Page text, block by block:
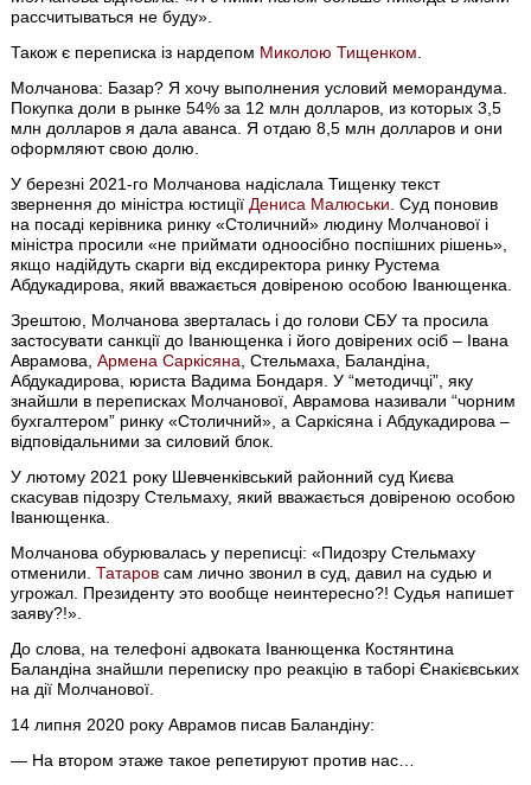
рассчитываться не буду».
Також є переписка із нардепом Миколою Тищенком.
Молчанова: Базар? Я хочу выполнения условий меморандума.
Покупка доли в рынке 54% за 12 млн долларов, из которых 3,5
млн долларов я дала аванса. Я отдаю 8,5 млн долларов и они
оформляют свою долю.
У березні 2021-го Молчанова надіслала Тищенку текст
звернення до міністра юстиціїДениса Малюськи. Суд поновив
на посаді керівника ринку «Столичний» людину Молчанової і
міністра просили «не приймати одноосібно поспішних рішень»,
якщо надійдуть скарги від ексдиректора ринку Рустема
Абдукадирова, який вважається довіреною особою Іванющенка.
Зрештою, Молчанова зверталась і до голови СБУ та просила
застосувати санкції до Іванющенка і його довірених осіб – Івана
Аврамова,Армена Саркісяна, Стельмаха, Баландіна,
Абдукадирова, юриста Вадима Бондаря. У “методичці”, яку
знайшли в переписках Молчанової, Аврамова називали “чорним
бухгалтером” ринку «Столичний», а Саркісяна і Абдукадирова –
відповідальними за силовий блок.
У лютому 2021 року Шевченківський районний суд Києва
скасував підозру Стельмаху, який вважається довіреною особою
Іванющенка.
Молчанова обурювалась у переписці: «Пидозру Стельмаху
отменили.Татаров сам лично звонил в суд, давил на судью и
угрожал. Президенту это вообще неинтересно?! Судья напишет
заяву?!».
До слова, на телефоні адвоката Іванющенка Костянтина
Баландіна знайшли переписку про реакцію в таборі Єнакієвських
на дії Молчанової.
14 липня 2020 року Аврамов писав Баландіну:
— На втором этаже такое репетируют против нас…